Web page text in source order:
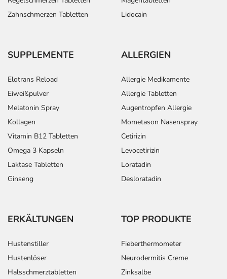
Zahnschmerzen Tabletten
Lidocain
SUPPLEMENTE
Elotrans Reload
Eiweißpulver
Melatonin Spray
Kollagen
Vitamin B12 Tabletten
Omega 3 Kapseln
Laktase Tabletten
Ginseng
ALLERGIEN
Allergie Medikamente
Allergie Tabletten
Augentropfen Allergie
Mometason Nasenspray
Cetirizin
Levocetirizin
Loratadin
Desloratadin
ERKÄLTUNGEN
Hustenstiller
Hustenlöser
Halsschmerztabletten
TOP PRODUKTE
Fieberthermometer
Neurodermitis Creme
Zinksalbe